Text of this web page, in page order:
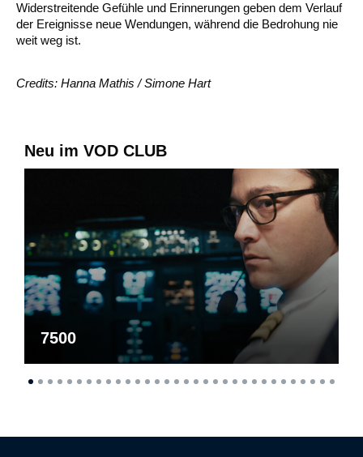
Widerstreitende Gefühle und Erinnerungen geben dem Verlauf
der Ereignisse neue Wendungen, während die Bedrohung nie
weit weg ist.
Credits: Hanna Mathis / Simone Hart
Neu im VOD CLUB
7500